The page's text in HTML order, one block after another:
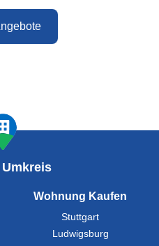
Wohnung Kaufen
Stuttgart
Ludwigsburg